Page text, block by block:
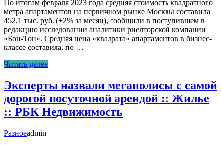
По итогам февраля 2023 года средняя стоимость квадратного
метра апартаментов на первичном рынке Москвы составила
452,1 тыс. руб. (+2% за месяц), сообщили в поступившем в
редакцию исследовании аналитики риелторской компании
«Бон-Тон». Средняя цена «квадрата» апартаментов в бизнес-
классе составила, по …
Читать далее
Эксперты назвали мегаполисы с самой
дорогой посуточной арендой :: Жилье
:: РБК Недвижимость
Разноеadmin